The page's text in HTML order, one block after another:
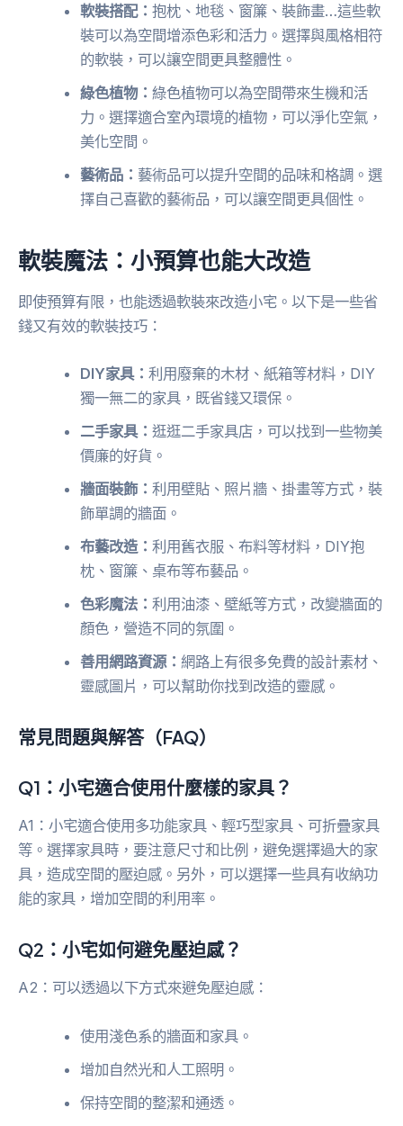
軟裝搭配：抱枕、地毯、窗簾、裝飾畫…這些軟
裝可以為空間增添色彩和活力。選擇與風格相符
的軟裝，可以讓空間更具整體性。
綠色植物：綠色植物可以為空間帶來生機和活
力。選擇適合室內環境的植物，可以淨化空氣，
美化空間。
藝術品： 藝術品可以提升空間的品味和格調。選
擇自己喜歡的藝術品，可以讓空間更具個性。
軟裝魔法：小預算也能大改造
即使預算有限，也能透過軟裝來改造小宅。以下是一些省
錢又有效的軟裝技巧：
DIY家具：利用廢棄的木材、紙箱等材料，DIY
獨一無二的家具，既省錢又環保。
二手家具：逛逛二手家具店，可以找到一些物美
價廉的好貨。
牆面裝飾：利用壁貼、照片牆、掛畫等方式，裝
飾單調的牆面。
布藝改造：利用舊衣服、布料等材料，DIY抱
枕、窗簾、桌布等布藝品。
色彩魔法：利用油漆、壁紙等方式，改變牆面的
顏色，營造不同的氛圍。
善用網路資源：網路上有很多免費的設計素材、
靈感圖片，可以幫助你找到改造的靈感。
常見問題與解答（FAQ）
Q1：小宅適合使用什麼樣的家具？
A1：小宅適合使用多功能家具、輕巧型家具、可折疊家具
等。選擇家具時，要注意尺寸和比例，避免選擇過大的家
具，造成空間的壓迫感。另外，可以選擇一些具有收納功
能的家具，增加空間的利用率。
Q2：小宅如何避免壓迫感？
A2：可以透過以下方式來避免壓迫感：
使用淺色系的牆面和家具。
增加自然光和人工照明。
保持空間的整潔和通透。